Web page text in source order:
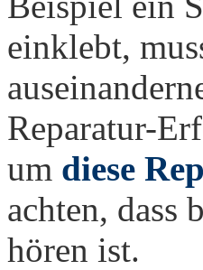
einklebt,
Reparatur-
um diese
achten, dass
hören ist.